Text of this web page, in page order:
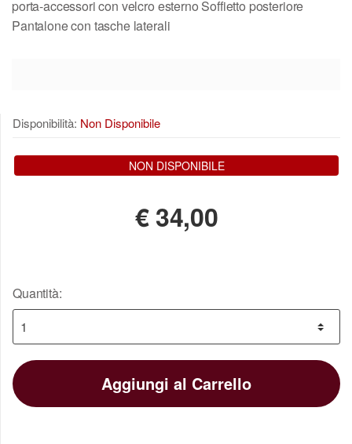
porta-accessori con velcro esterno Soffietto posteriore
Pantalone con tasche laterali
Disponibilità: Non Disponibile
NON DISPONIBILE
€34,00
Quantità:
Aggiungi al Carrello